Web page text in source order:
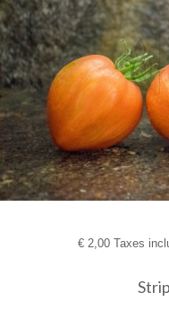
€2,00 Taxes